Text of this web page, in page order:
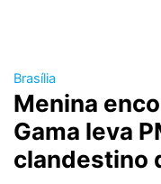
Brasília
Menina
Gama leva
clandestino